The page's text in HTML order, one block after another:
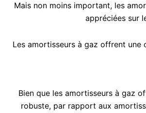
Mais non moins important, les
appréciées sur
Les amortisseurs à gaz offrent
Bien que les amortisseurs à gaz
robuste, par rapport aux